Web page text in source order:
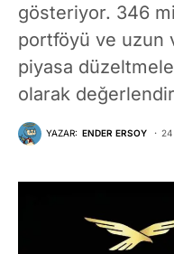
gösteriyor. 346
portföyü ve uzun
piyasa
olarak
YAZAR: ENDER ERSOY 24